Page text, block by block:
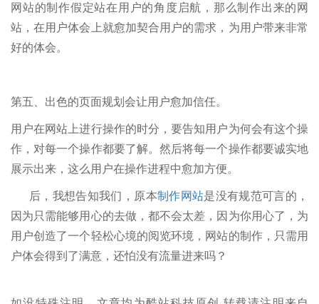
网站的制作假定站在用户的角度启航，那么制作出来的网
站，在用户体会上就愈加契合用户的需求，为用户带来非常
好的体会。
第五、出色的页面规划会让用户愈加信任。
用户在网站上进行操作的时分，要告知用户为何会有这个操
作，对每一个操作都要了解。然后将每一个操作都要诚实地
展示出来，这么用户在操作进程中愈加方便。
后，我想告知我们，原本制作网站是没有规范可言的，
因为只需能够用心的去做，都不会太差，因为你用心了，为
用户创造了一个轻松心境的阅览环境，网站的制作，只需用
户体会得到了满意，还怕没有流量进来吗？